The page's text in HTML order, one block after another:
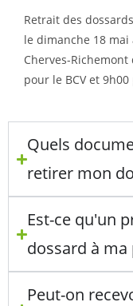
Retrait des
le dimanche 18 mai
Cherves-Richemont
pour le BCV et 9h00
Quels
retirer mon
Est-ce qu'un
dossard à ma
Peut-on